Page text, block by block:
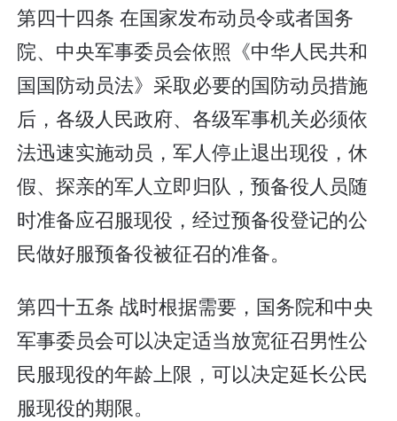
第四十四条 在国家发布动员令或者国务
院、中央军事委员会依照《中华人民共和
国国防动员法》采取必要的国防动员措施
后，各级人民政府、各级军事机关必须依
法迅速实施动员，军人停止退出现役，休
假、探亲的军人立即归队，预备役人员随
时准备应召服现役，经过预备役登记的公
民做好服预备役被征召的准备。
第四十五条 战时根据需要，国务院和中央
军事委员会可以决定适当放宽征召男性公
民服现役的年龄上限，可以决定延长公民
服现役的期限。